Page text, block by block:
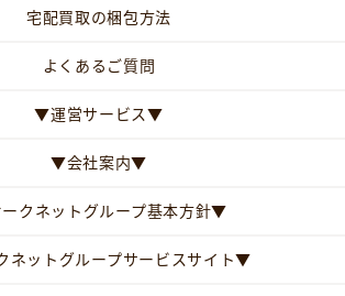
宅配買取の梱包方法
よくあるご質問
▼運営サービス▼
▼会社案内▼
クネットグループ基本方針▼
ネットグループサービスサイト▼